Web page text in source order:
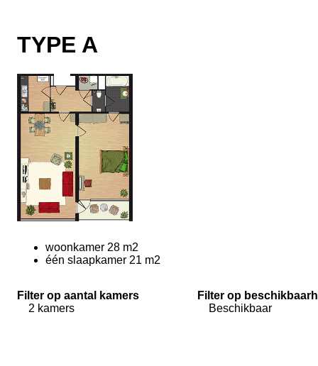
TYPE A
woonkamer 28 m2
één slaapkamer 21 m2
Filter op aantal kamers
2 kamers
Filter op
Beschikbaar